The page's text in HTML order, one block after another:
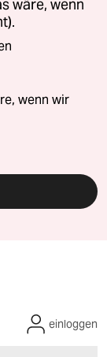
wäre, wenn
wenn wir
einloggen